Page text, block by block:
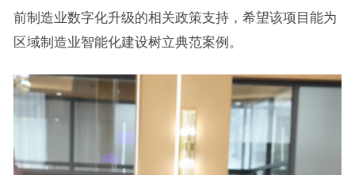
前制造业数字化升级的相关政策支持，希望该项目能为
区域制造业智能化建设树立典范案例。